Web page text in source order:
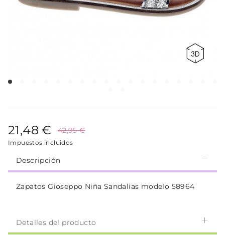
21,48 € 42,95 €
Impuestos incluidos
Descripción
Zapatos Gioseppo Niña Sandalias modelo 58964
Detalles del producto